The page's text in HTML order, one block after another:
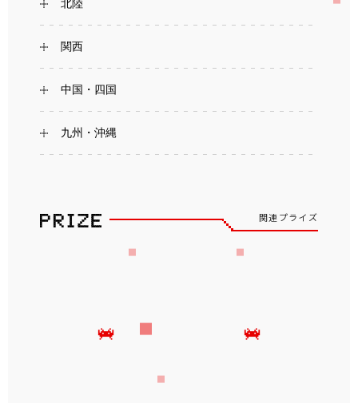
北陸
関西
中国・四国
九州・沖縄
関連プライズ